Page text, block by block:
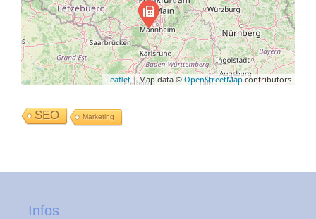
Leaflet | Map data © OpenStreetMapcontributors
SEO Marketing
Infos